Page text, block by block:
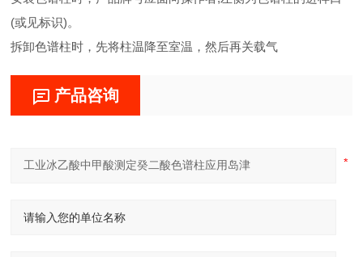
(或见标识)。
拆卸色谱柱时，先将柱温降至室温，然后再关载气
产品咨询